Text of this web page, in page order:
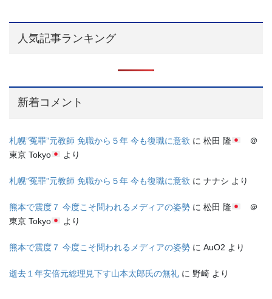
人気記事ランキング
新着コメント
札幌”冤罪”元教師 免職から５年 今も復職に意欲 に 松田 隆
＠
東京 Tokyo
より
札幌”冤罪”元教師 免職から５年 今も復職に意欲 に ナナシ より
熊本で震度７ 今度こそ問われるメディアの姿勢 に 松田 隆
＠
東京 Tokyo
より
熊本で震度７ 今度こそ問われるメディアの姿勢 に AuO2 より
逝去１年安倍元総理見下す山本太郎氏の無礼 に 野崎 より